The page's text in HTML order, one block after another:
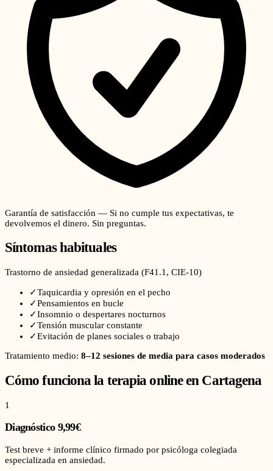
Garantía de satisfacción — Si no cumple tus expectativas, te
devolvemos el dinero. Sin preguntas.
Síntomas habituales
Trastorno de ansiedad generalizada (F41.1 , CIE-10)
✓Taquicardia y opresión en el pecho
✓Pensamientos en bucle
✓Insomnio o despertares nocturnos
✓Tensión muscular constante
✓Evitación de planes sociales o trabajo
Tratamiento medio: 8–12 sesiones de media para casos moderados
Cómo funciona la terapia online en Cartagena
1
Diagnóstico 9,99€
Test breve + informe clínico firmado por psicóloga colegiada
especializada en ansiedad.